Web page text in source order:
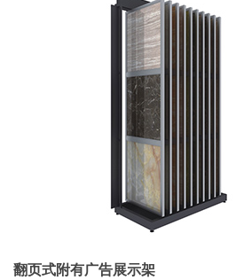
翻页式附有广告展示架